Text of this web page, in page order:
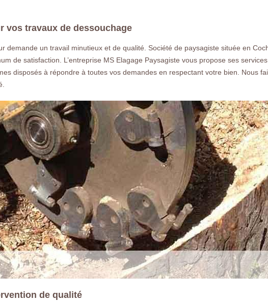
gratuit rapide.
Nos réalisations Nous contacter
vos travaux de dessouchage
demande un travail minutieux et de qualité. Société de paysagiste située en
de satisfaction. L’entreprise MS Elagage Paysagiste vous propose ses
disposés à répondre à toutes vos demandes en respectant votre bien. Nous
de qualité